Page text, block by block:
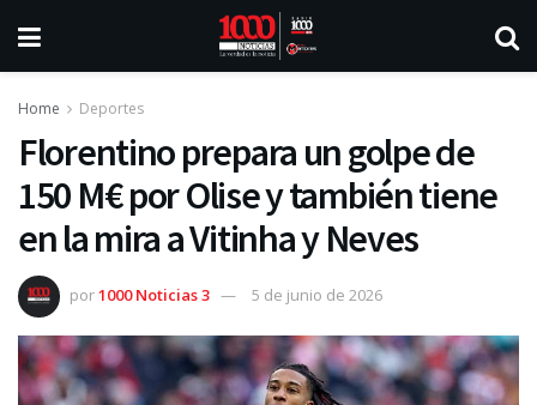
Home Deportes
Florentino prepara un golpe de
150 M€ por Olise y también tiene
en la mira a Vitinha y Neves
por1000 Noticias 3 5 de junio de 2026